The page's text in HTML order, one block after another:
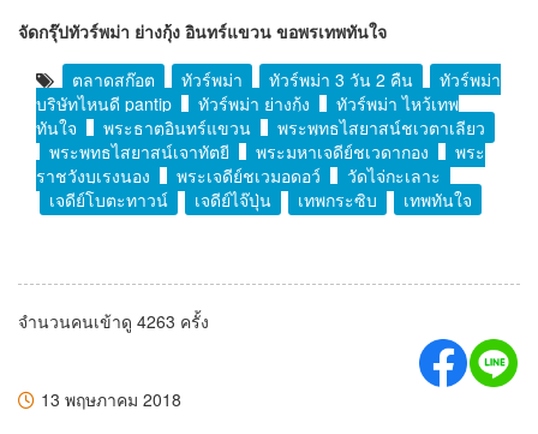
จัดกรุ๊ปทัวร์พม่า ย่างกุ้ง อินทร์แขวน ขอพรเทพทันใจ
ตลาดสก๊อต
ทัวร์พม่า ทัวร์พม่า 3 วัน 2 คืน
ทัวร์พม่า
บริษัทไหนดี pantip
ทัวร์พม่า ย่างกุ้ง
ทัวร์พม่า ไหว้เทพ
ทันใจ
พระธาตุอินทร์แขวน
พระพุทธไสยาสน์ชเวตาเลียว
พระพุทธไสยาสน์เจาทัตยี
พระมหาเจดีย์ชเวดากอง
พระ
ราชวังบุเรงนอง
พระเจดีย์ชเวมอดอว์
วัดไจ่กะเลาะ
เจดีย์โบตะทาวน์
เจดีย์ไจ๊ปุ่น เทพกระซิบ เทพทันใจ
จำนวนคนเข้าดู 4263 ครั้ง
13 พฤษภาคม 2018